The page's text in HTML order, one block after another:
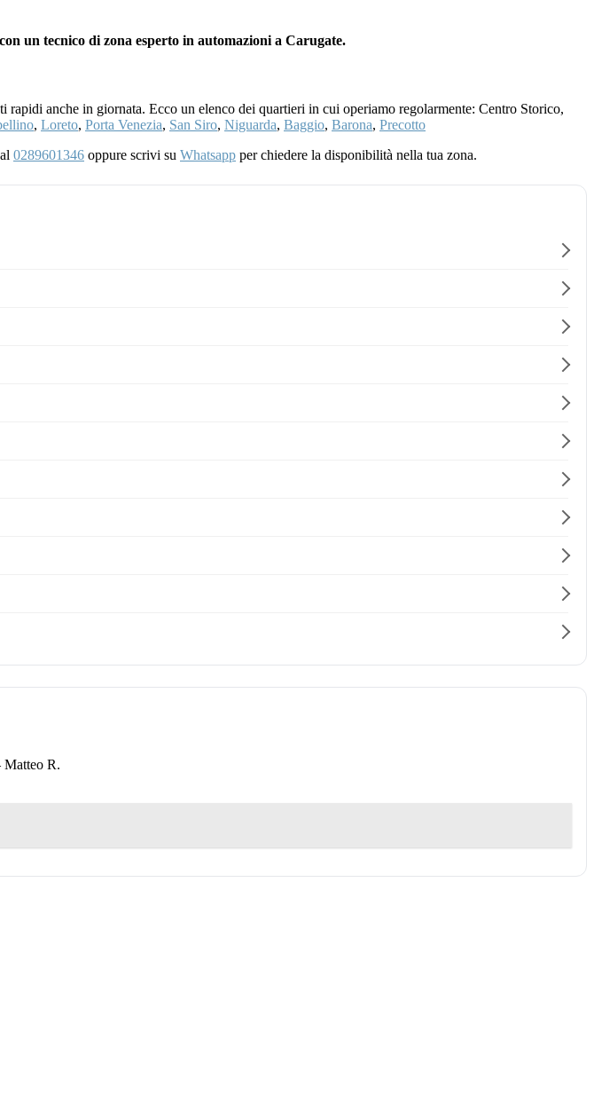
un tecnico di zona esperto in automazioni a Carugate.
anche in giornata. Ecco un elenco dei quartieri in cui operiamo regolarmente: Centro Storico,
, Loreto, Porta Venezia, San Siro, Niguarda, Baggio, Barona, Precotto
0289601346 oppure scrivi su Whatsapp per chiedere la disponibilità nella tua zona.
R.